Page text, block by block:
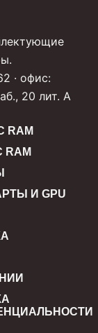
· офис:
20 лит. А
RAM
RAM
И GPU